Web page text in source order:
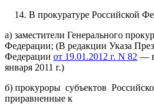
В прокуратуре Российской
а) заместители Генерального
Федерации; (В редакции Указа
Федерации от 19.01.2012 г. N 82 —
января 2011 г.)
б) прокуроры субъектов
приравненные к